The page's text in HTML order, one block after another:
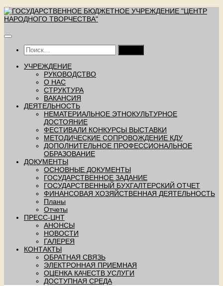
Перейти
к
Найти:
УЧРЕЖДЕНИЕ
РУКОВОДСТВО
О НАС
СТРУКТУРА
ВАКАНСИЯ
ДЕЯТЕЛЬНОСТЬ
НЕМАТЕРИАЛЬНОЕ ЭТНОКУЛЬТУРНОЕ
ДОСТОЯНИЕ
ФЕСТИВАЛИ КОНКУРСЫ ВЫСТАВКИ
МЕТОДИЧЕСКИЕ СОПРОВОЖДЕНИЕ КДУ
ДОПОЛНИТЕЛЬНОЕ ПРОФЕССИОНАЛЬНОЕ
ОБРАЗОВАНИЕ
ДОКУМЕНТЫ
ОСНОВНЫЕ ДОКУМЕНТЫ
ГОСУДАРСТВЕННОЕ ЗАДАНИЕ
ГОСУДАРСТВЕННЫЙ БУХГАЛТЕРСКИЙ ОТЧЕТ
ФИНАНСОВАЯ ХОЗЯЙСТВЕННАЯ ДЕЯТЕЛЬНОСТЬ
Планы
Отчеты
ПРЕСС-ЦНТ
АНОНСЫ
НОВОСТИ
ГАЛЕРЕЯ
КОНТАКТЫ
ОБРАТНАЯ СВЯЗЬ
ЭЛЕКТРОННАЯ ПРИЕМНАЯ
ОЦЕНКА КАЧЕСТВ УСЛУГИ
ДОСТУПНАЯ СРЕДА